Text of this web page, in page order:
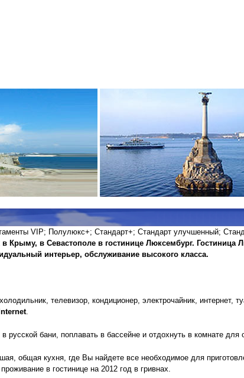
VIP; Полулюкс+; Стандарт+; Стандарт улучшенный;
Крыму, в Севастополе в гостинице Люксембург. Гостиница
интерьер, обслуживание высокого класса.
телевизор, кондиционер, электрочайник, интернет,
.
русской бани, поплавать в бассейне и отдохнуть в комнате для
общая кухня, где Вы найдете все необходимое для
в гостинице на 2012 год в гривнах.